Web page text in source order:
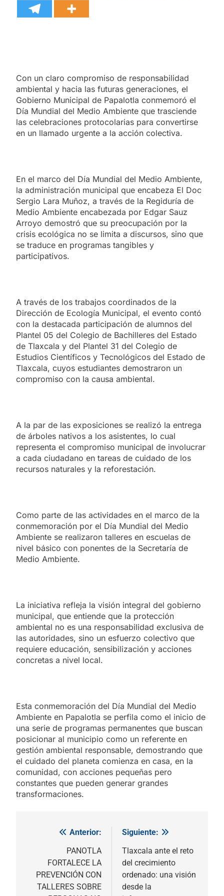
Con un claro compromiso de responsabilidad
ambiental y hacia las futuras generaciones, el
Gobierno Municipal de Papalotla conmemoró el
Día Mundial del Medio Ambiente que trasciende
las celebraciones protocolarias para convertirse
en un llamado urgente a la acción colectiva.
En el marco del Día Mundial del Medio Ambiente,
la administración municipal que encabeza El Doc
Sergio Lara Muñoz, a través de la Regiduría de
Medio Ambiente encabezada por Edgar Sauz
Arroyo demostró que su preocupación por la
crisis ecológica no se limita a discursos, sino que
se traduce en programas tangibles y
participativos.
A través de los trabajos coordinados de la
Dirección de Ecología Municipal, el evento contó
con la destacada participación de alumnos del
Plantel 05 del Colegio de Bachilleres del Estado
de Tlaxcala y del Plantel 31 del Colegio de
Estudios Científicos y Tecnológicos del Estado de
Tlaxcala, cuyos estudiantes demostraron un
compromiso con la causa ambiental.
A la par de las exposiciones se realizó la entrega
de árboles nativos a los asistentes, lo cual
representa el compromiso municipal de involucrar
a cada ciudadano en tareas de cuidado de los
recursos naturales y la reforestación.
Como parte de las actividades en el marco de la
conmemoración por el Día Mundial del Medio
Ambiente se realizaron talleres en escuelas de
nivel básico con ponentes de la Secretaría de
Medio Ambiente.
La iniciativa refleja la visión integral del gobierno
municipal, que entiende que la protección
ambiental no es una responsabilidad exclusiva de
las autoridades, sino un esfuerzo colectivo que
requiere educación, sensibilización y acciones
concretas a nivel local.
Esta conmemoración del Día Mundial del Medio
Ambiente en Papalotla se perfila como el inicio de
una serie de programas permanentes que buscan
posicionar al municipio como un referente en
gestión ambiental responsable, demostrando que
el cuidado del planeta comienza en casa, en la
comunidad, con acciones pequeñas pero
constantes que pueden generar grandes
transformaciones.
Navegación
entradas
Anterior:
PANOTLA
FORTALECE LA
PREVENCIÓN CON
TALLERES SOBRE
Siguiente:
Tlaxcala ante el reto
del crecimiento
ordenado: una visión
desde la